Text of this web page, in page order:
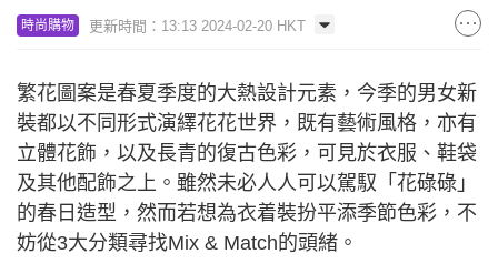
時尚購物 更新時間：13:13 2024-02-20 HKT
繁花圖案是春夏季度的大熱設計元素，今季的男女新
裝都以不同形式演繹花花世界，既有藝術風格，亦有
立體花飾，以及長青的復古色彩，可見於衣服、鞋袋
及其他配飾之上。雖然未必人人可以駕馭「花碌碌」
的春日造型，然而若想為衣着裝扮平添季節色彩，不
妨從3大分類尋找Mix & Match的頭緒。